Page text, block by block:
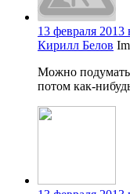
13 февраля 2013
Кирилл Белов
Можно подумать
потом как-